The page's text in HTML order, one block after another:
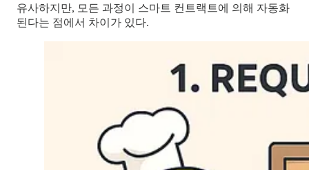
유사하지만, 모든 과정이 스마트 컨트랙트에 의해 자동화
된다는 점에서 차이가 있다.